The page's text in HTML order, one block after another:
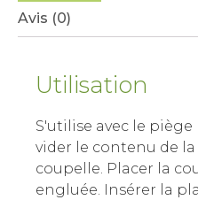
Avis (0)
Utilisation
S'utilise avec le piège
vider le contenu de
coupelle. Placer la
engluée. Insérer la